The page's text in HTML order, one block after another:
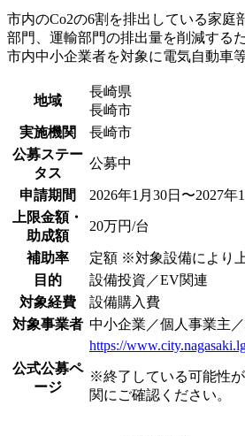
市内のCo2の6割を排出している家庭
部門、運輸部門の排出量を削減する
市内中小企業者を対象に電気自動車
地域
長崎県
長崎市
実施機関
長崎市
公募ステー
タス
公募中
申請期間
2026年1月30日〜2027年
上限金額・
助成額
20万円/台
補助率
定額 ※対象設備により
目的
設備投資／EV関連
対象経費
設備購入費
対象事業者 中小企業／個人事業主／
公式公募ペ
ージ
https://
※終了している可能性
関にご確認ください。